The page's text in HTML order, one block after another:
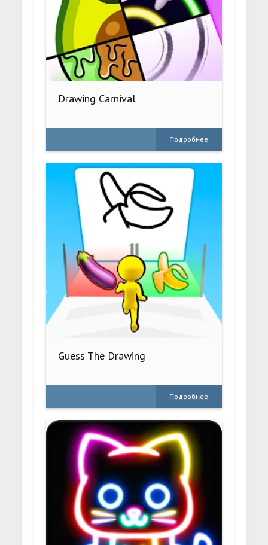
Drawing Carnival
Подробнее
Guess The Drawing
Подробнее